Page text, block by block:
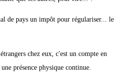
de pays un impôt pour régulariser... le
chez eux, c'est un compte en
présence physique continue.